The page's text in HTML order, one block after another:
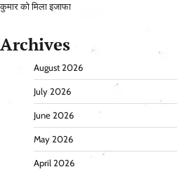
कुमार को मिला इजाफा
Archives
August 2026
July 2026
June 2026
May 2026
April 2026